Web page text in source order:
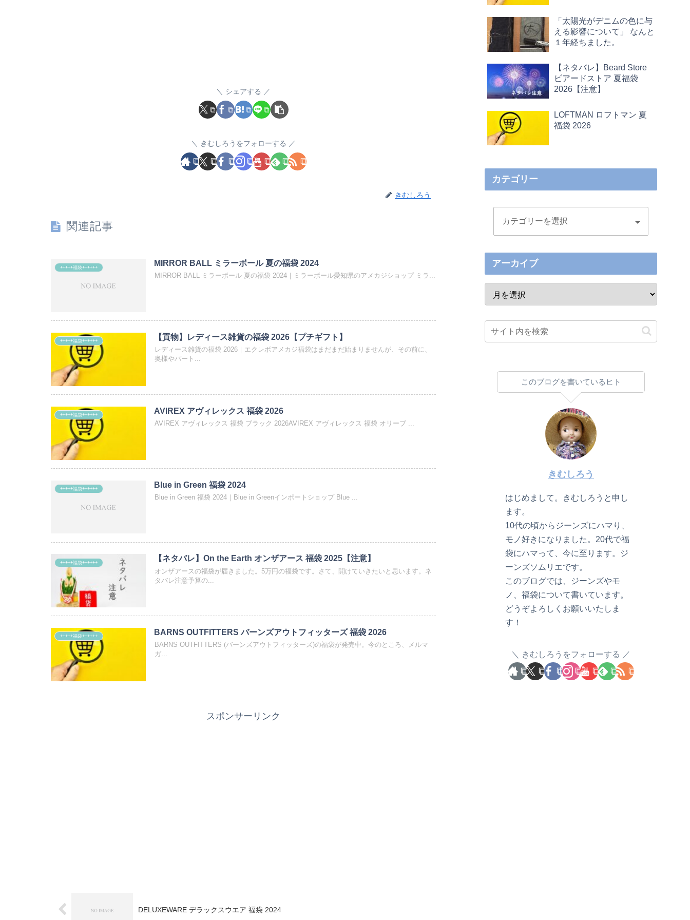
シェアする
きむしろうをフォローする
きむしろう
関連記事
+++++福袋++++++ MIRROR BALL ミラーボール 夏の福袋 2024
MIRROR BALL ミラーボール 夏の福袋 2024｜ミラーボール愛知県のアメカジショップ ミラ...
+++++福袋++++++ 【貢物】レディース雑貨の福袋 2026【プチギフト】
レディース雑貨の福袋 2026｜エクレボアメカジ福袋はまだまだ始まりませんが、その前に、
奥様やパート...
+++++福袋++++++ AVIREX アヴィレックス 福袋 2026
AVIREX アヴィレックス 福袋 ブラック 2026AVIREX アヴィレックス 福袋 オリーブ ...
+++++福袋++++++ Blue in Green 福袋 2024
Blue in Green 福袋 2024｜Blue in Greenインポートショップ Blue ...
+++++福袋++++++ 【ネタバレ】On the Earth オンザアース 福袋 2025【注意】
オンザアースの福袋が届きました。5万円の福袋です。さて、開けていきたいと思います。ネ
タバレ注意予算の...
+++++福袋++++++ BARNS OUTFITTERS バーンズアウトフィッターズ 福袋 2026
BARNS OUTFITTERS (バーンズアウトフィッターズ)の福袋が発売中。今のところ、メルマ
ガ...
スポンサーリンク
DELUXEWARE デラックスウエア 福袋 2024
「太陽光がデニムの色に与
える影響について」 なんと
１年経ちました。
【ネタバレ】Beard Store
ビアードストア 夏福袋
2026【注意】
LOFTMAN ロフトマン 夏
福袋 2026
カテゴリー
アーカイブ
このブログを書いているヒト
きむしろう
はじめまして。きむしろうと申し
ます。
10代の頃からジーンズにハマり、
モノ好きになりました。20代で福
袋にハマって、今に至ります。ジ
ーンズソムリエです。
このブログでは、ジーンズやモ
ノ、福袋について書いています。
どうぞよろしくお願いいたしま
す！
きむしろうをフォローする